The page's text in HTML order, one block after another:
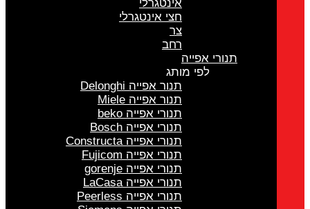
אינטגרלי
חצי אינטגרלי
צר
רחב
תנורי אפייה
לפי מותג
תנור אפייה Delonghi
תנור אפייה Miele
תנורי אפייה beko
תנורי אפייה Bosch
תנורי אפייה Constructa
תנורי אפייה Fujicom
תנורי אפייה gorenje
תנורי אפייה LaCasa
תנורי אפייה Peerless